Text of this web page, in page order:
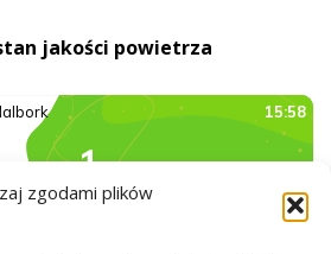
zgodami plików
jakości powietrza